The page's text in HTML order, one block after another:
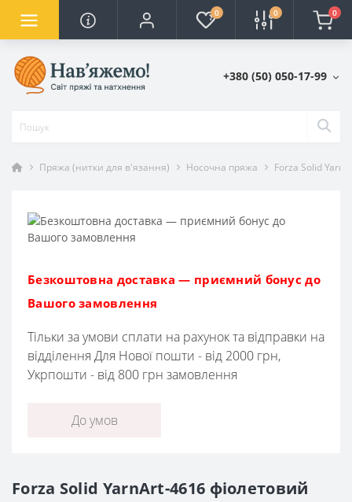
0 0 0
+380 (50) 050-17-99
Пряжа (нитки для в'язання) Носочна пряжа Forza Solid
Безкоштовна доставка — приємний бонус до
Вашого замовлення
Тільки за умови сплати на рахунок та відправки на
відділення Для Нової пошти - від 2000 грн,
Укрпошти - від 800 грн замовлення
До умов
Forza Solid YarnArt-4616 фіолетовий